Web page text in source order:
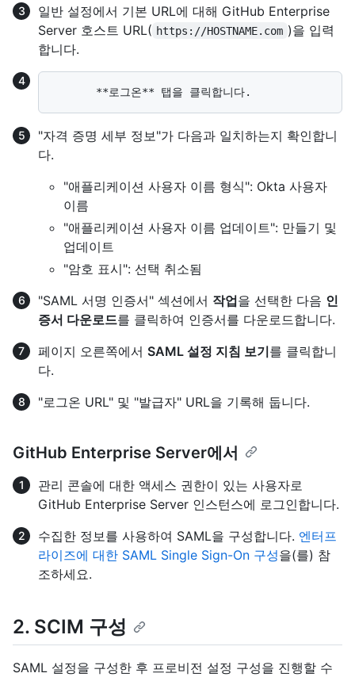
일반 설정에서 기본 URL에 대해 GitHub Enterprise
Server 호스트 URL( https://HOSTNAME.com )을 입력
합니다.
"자격 증명 세부 정보"가 다음과 일치하는지 확인합니
다.
"애플리케이션 사용자 이름 형식": Okta 사용자
이름
"애플리케이션 사용자 이름 업데이트": 만들기 및
업데이트
"암호 표시": 선택 취소됨
"SAML 서명 인증서" 섹션에서 작업을 선택한 다음 인
증서 다운로드를 클릭하여 인증서를 다운로드합니다.
페이지 오른쪽에서 SAML 설정 지침 보기를 클릭합니
다.
"로그온 URL" 및 "발급자" URL을 기록해 둡니다.
GitHub Enterprise Server에서
관리 콘솔에 대한 액세스 권한이 있는 사용자로
GitHub Enterprise Server 인스턴스에 로그인합니다.
수집한 정보를 사용하여 SAML을 구성합니다. 엔터프
라이즈에 대한 SAML Single Sign-On 구성을(를) 참
조하세요.
2. SCIM 구성
SAML 설정을 구성한 후 프로비전 설정 구성을 진행할 수